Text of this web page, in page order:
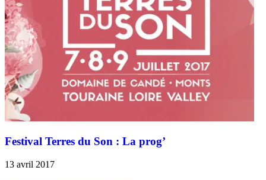
Festival Terres du Son : La prog’
13 avril 2017